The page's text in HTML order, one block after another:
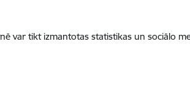
var tikt izmantotas statistikas un sociālo